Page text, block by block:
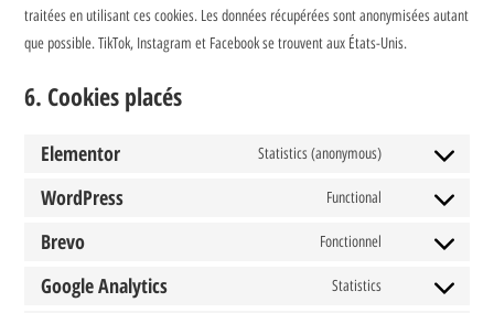
traitées en utilisant ces cookies. Les données récupérées sont anonymisées autant
que possible. TikTok, Instagram et Facebook se trouvent aux États-Unis.
6. Cookies placés
Elementor Statistics (anonymous)
WordPress Functional
Brevo Fonctionnel
Google Analytics Statistics